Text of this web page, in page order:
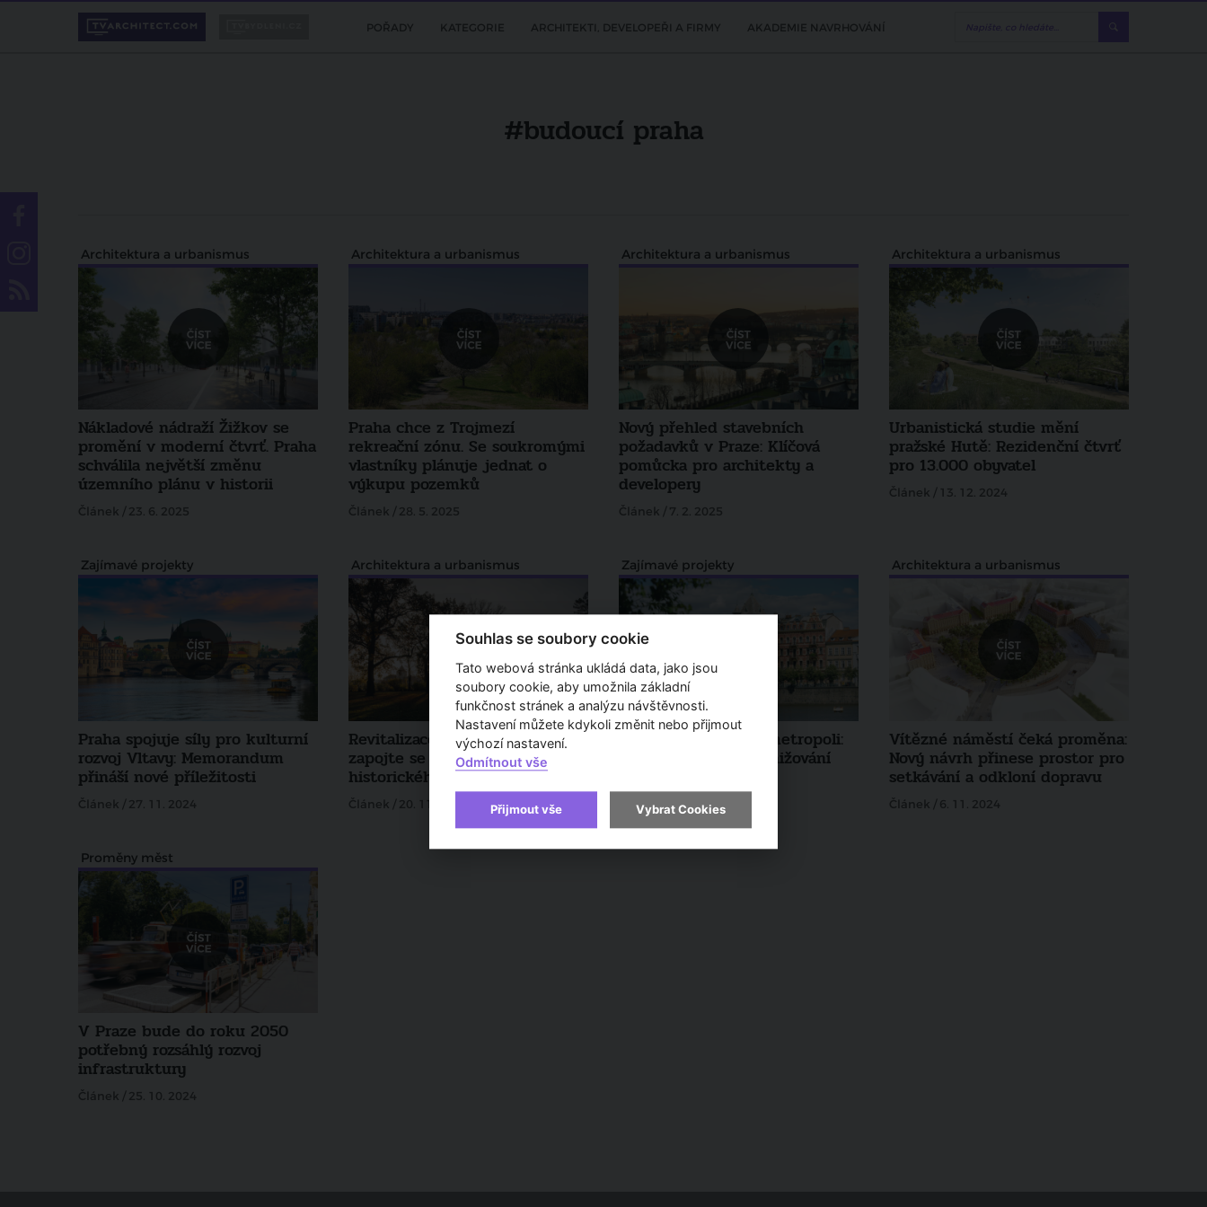
POŘADY KATEGORIE ARCHITEKTI, DEVELOPEŘI A FIRMY AKADEMIE NAVRHOVÁNÍ
#budoucí praha
Architektura a urbanismus
Nákladové nádraží Žižkov se
promění v moderní čtvrť. Praha
schválila největší změnu
územního plánu v historii
Článek / 23. 6. 2025
Architektura a urbanismus
Praha chce z Trojmezí
rekreační zónu. Se soukromými
vlastníky plánuje jednat o
výkupu pozemků
Článek / 28. 5. 2025
Architektura a urbanismus
Nový přehled stavebních
požadavků v Praze: Klíčová
pomůcka pro architekty a
developery
Článek / 7. 2. 2025
Architektura a urbanismus
Urbanistická studie mění
pražské Hutě: Rezidenční čtvrť
pro 13.000 obyvatel
Článek / 13. 12. 2024
Zajímavé projekty
Praha spojuje síly pro kulturní
rozvoj Vltavy: Memorandum
přináší nové příležitosti
Článek / 27. 11. 2024
Architektura a urbanismus
Revitalizace Chotkových sadů –
zapojte se do budoucnosti
historického parku
Článek / 20. 11. 2024
Zajímavé projekty
Tepelný komfort v metropoli:
Pražský nástroj na snižování
Článek / 8. 11. 2024
Architektura a urbanismus
Vítězné náměstí čeká proměna:
Nový návrh přinese prostor pro
setkávání a odkloní dopravu
Článek / 6. 11. 2024
Proměny měst
V Praze bude do roku 2050
potřebný rozsáhlý rozvoj
infrastruktury
Článek / 25. 10. 2024
Souhlas se soubory cookie
Tato webová stránka ukládá data, jako jsou
soubory cookie, aby umožnila základní
funkčnost stránek a analýzu návštěvnosti.
Nastavení můžete kdykoli změnit nebo přijmout
výchozí nastavení.
Odmítnout vše
Přijmout vše Vybrat Cookies